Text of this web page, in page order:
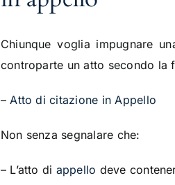
Chiunque voglia impugnare
controparte un atto secondo la
–Atto di citazione in Appello
Non senza segnalare che:
– L’atto di appello deve